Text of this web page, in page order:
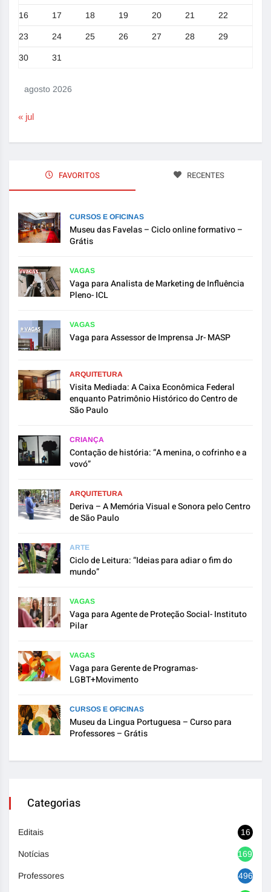
agosto 2026
16 17 18 19 20 21 22
23 24 25 26 27 28 29
30 31
« jul
FAVORITOS RECENTES
CURSOS E OFICINAS
Museu das Favelas – Ciclo online formativo –
Grátis
VAGAS
Vaga para Analista de Marketing de Influência
Pleno- ICL
VAGAS
Vaga para Assessor de Imprensa Jr- MASP
ARQUITETURA
Visita Mediada: A Caixa Econômica Federal
enquanto Patrimônio Histórico do Centro de
São Paulo
CRIANÇA
Contação de história: “A menina, o cofrinho e a
vovó”
ARQUITETURA
Deriva – A Memória Visual e Sonora pelo Centro
de São Paulo
ARTE
Ciclo de Leitura: “Ideias para adiar o fim do
mundo”
VAGAS
Vaga para Agente de Proteção Social- Instituto
Pilar
VAGAS
Vaga para Gerente de Programas-
LGBT+Movimento
CURSOS E OFICINAS
Museu da Lingua Portuguesa – Curso para
Professores – Grátis
Categorias
Editais 16
Notícias 1692
Professores 496